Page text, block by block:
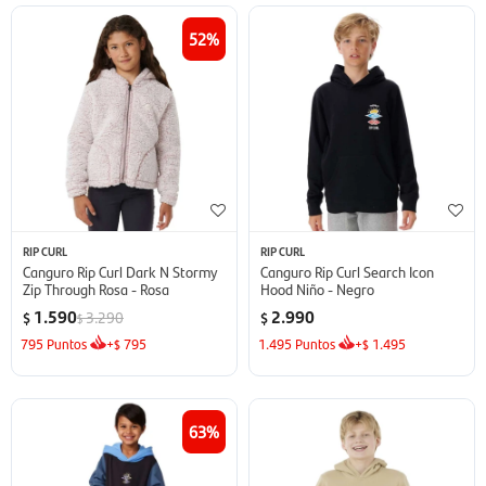
52
RIP CURL
Canguro Rip Curl Dark N Stormy
Zip Through Rosa - Rosa
$ 1.590$3.290
795 Puntos +$795
RIP CURL
Canguro Rip Curl Search Icon
Hood Niño - Negro
$ 2.990
1.495 Puntos +$ 1.495
63